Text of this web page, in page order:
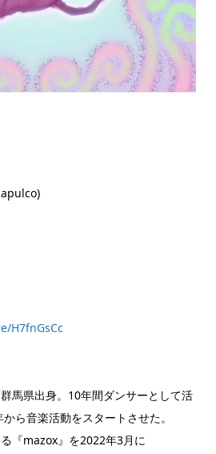
H7fnGsCc
馬県出身。10年間ダンサーとして活
ら音楽活動をスタートさせた。
『mazox』を2022年3月に